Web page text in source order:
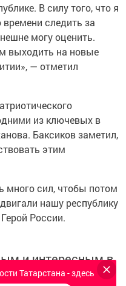
В силу того, что я
следить за
могу оценить.
выходить на новые
— отметил
из ключевых в
Баксиков заметил,
этим
много сил, чтобы потом
нашу республику
России.
и интересным в
Татарстана - здесь